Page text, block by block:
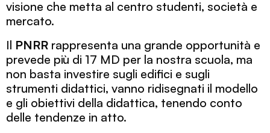
visione che metta al centro studenti, società e
mercato.
Il PNRR rappresenta una grande opportunità e
prevede più di 17 MD per la nostra scuola, ma
non basta investire sugli edifici e sugli
strumenti didattici, vanno ridisegnati il modello
e gli obiettivi della didattica, tenendo conto
delle tendenze in atto.